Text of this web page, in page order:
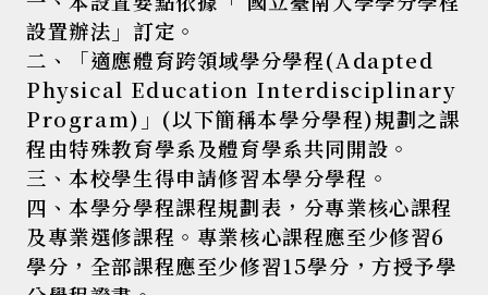
設置辦法」訂定。
二、「適應體育跨領域學分學程(Adapted
Physical Education Interdisciplinary
Program)」(以下簡稱本學分學程)規劃之課
程由特殊教育學系及體育學系共同開設。
三、本校學生得申請修習本學分學程。
四、本學分學程課程規劃表，分專業核心課程
及專業選修課程。專業核心課程應至少修習6
學分，全部課程應至少修習15學分，方授予學